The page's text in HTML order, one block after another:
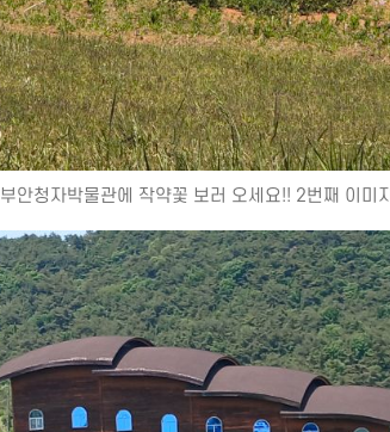
부안청자박물관에 작약꽃 보러 오세요!! 2번째 이미지